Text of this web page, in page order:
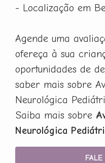
- Localização em
Agende uma
ofereça à sua
oportunidades de
saber mais sobre
Neurológica
Saiba mais sobre
Neurológica